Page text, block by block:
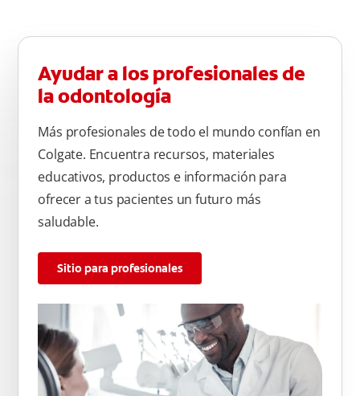
Ayudar a los profesionales de
la odontología
Más profesionales de todo el mundo confían en
Colgate. Encuentra recursos, materiales
educativos, productos e información para
ofrecer a tus pacientes un futuro más
saludable.
Sitio para profesionales